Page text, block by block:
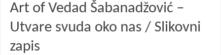
Art of Vedad Šabanadžović –
Utvare svuda oko nas / Slikovni
zapis